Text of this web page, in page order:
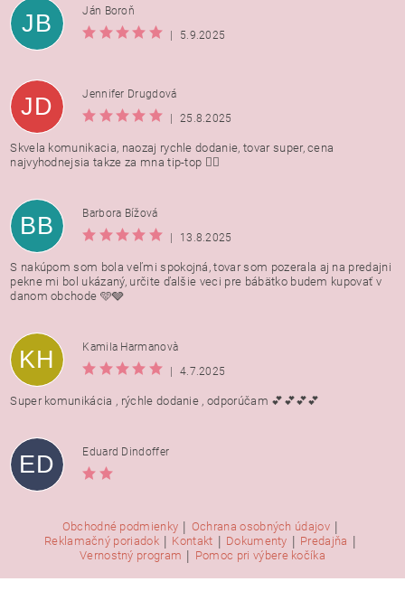
JB
Ján Boroň
|
5.9.2025
JD
Jennifer Drugdová
|
25.8.2025
Skvela komunikacia, naozaj rychle dodanie, tovar super, cena
najvyhodnejsia takze za mna tip-top 👍🏻
BB
Barbora Bížová
|
13.8.2025
S nakúpom som bola veľmi spokojná, tovar som pozerala aj na predajni
pekne mi bol ukázaný, určite ďalšie veci pre bábätko budem kupovať v
danom obchode 🩵🩶
KH
Kamila Harmanovà
|
4.7.2025
Super komunikácia , rýchle dodanie , odporúčam 💕💕💕💕
ED Eduard Dindoffer
Obchodné podmienky | Ochrana osobných údajov |
Reklamačný poriadok | Kontakt | Dokumenty | Predajňa |
Vernostný program | Pomoc pri výbere kočíka